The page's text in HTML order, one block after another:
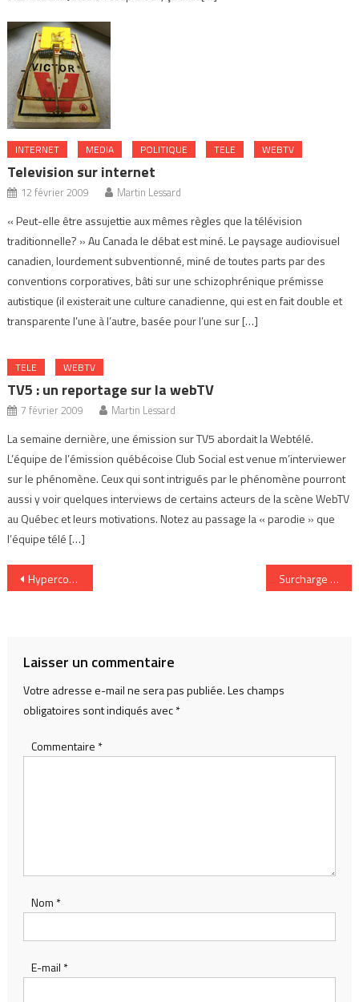
INTERNET MEDIA POLITIQUE TELE WEBTV
Television sur internet
12 février 2009 Martin Lessard
« Peut-elle être assujettie aux mêmes règles que la télévision
traditionnelle? » Au Canada le débat est miné. Le paysage audiovisuel
canadien, lourdement subventionné, miné de toutes parts par des
conventions corporatives, bâti sur une schizophrénique prémisse
autistique (il existerait une culture canadienne, qui est en fait double et
transparente l’une à l’autre, basée pour l’une sur […]
TELE WEBTV
TV5 : un reportage sur la webTV
7 février 2009 Martin Lessard
La semaine dernière, une émission sur TV5 abordait la Webtélé.
L’équipe de l’émission québécoise Club Social est venue m’interviewer
sur le phénomène. Ceux qui sont intrigués par le phénomène pourront
aussi y voir quelques interviews de certains acteurs de la scène WebTV
au Québec et leurs motivations. Notez au passage la « parodie » que
l’équipe télé […]
Navigation
Hyperconnectivité Surcharge informationnelle
Laisser un commentaire
Votre adresse e-mail ne sera pas publiée.Les champs
obligatoires sont indiqués avec*
Commentaire *
Nom *
E-mail *